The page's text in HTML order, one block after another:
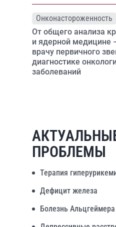
Онконастороженность
От общего анализа
и ядерной медицине
врачу первичного
диагностике
заболеваний
ПРОБЛЕМЫ
Терапия
Дефицит железа
Болезнь Альцгеймера